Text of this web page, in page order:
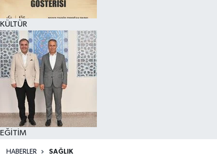
KÜLTÜR
EĞİTİM
HABERLER SAĞLIK